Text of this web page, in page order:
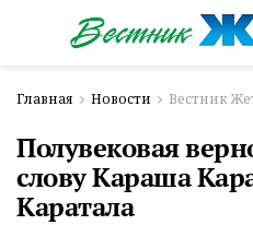
Главная Новости Вестник
Полувековая
слову Караша
Каратала